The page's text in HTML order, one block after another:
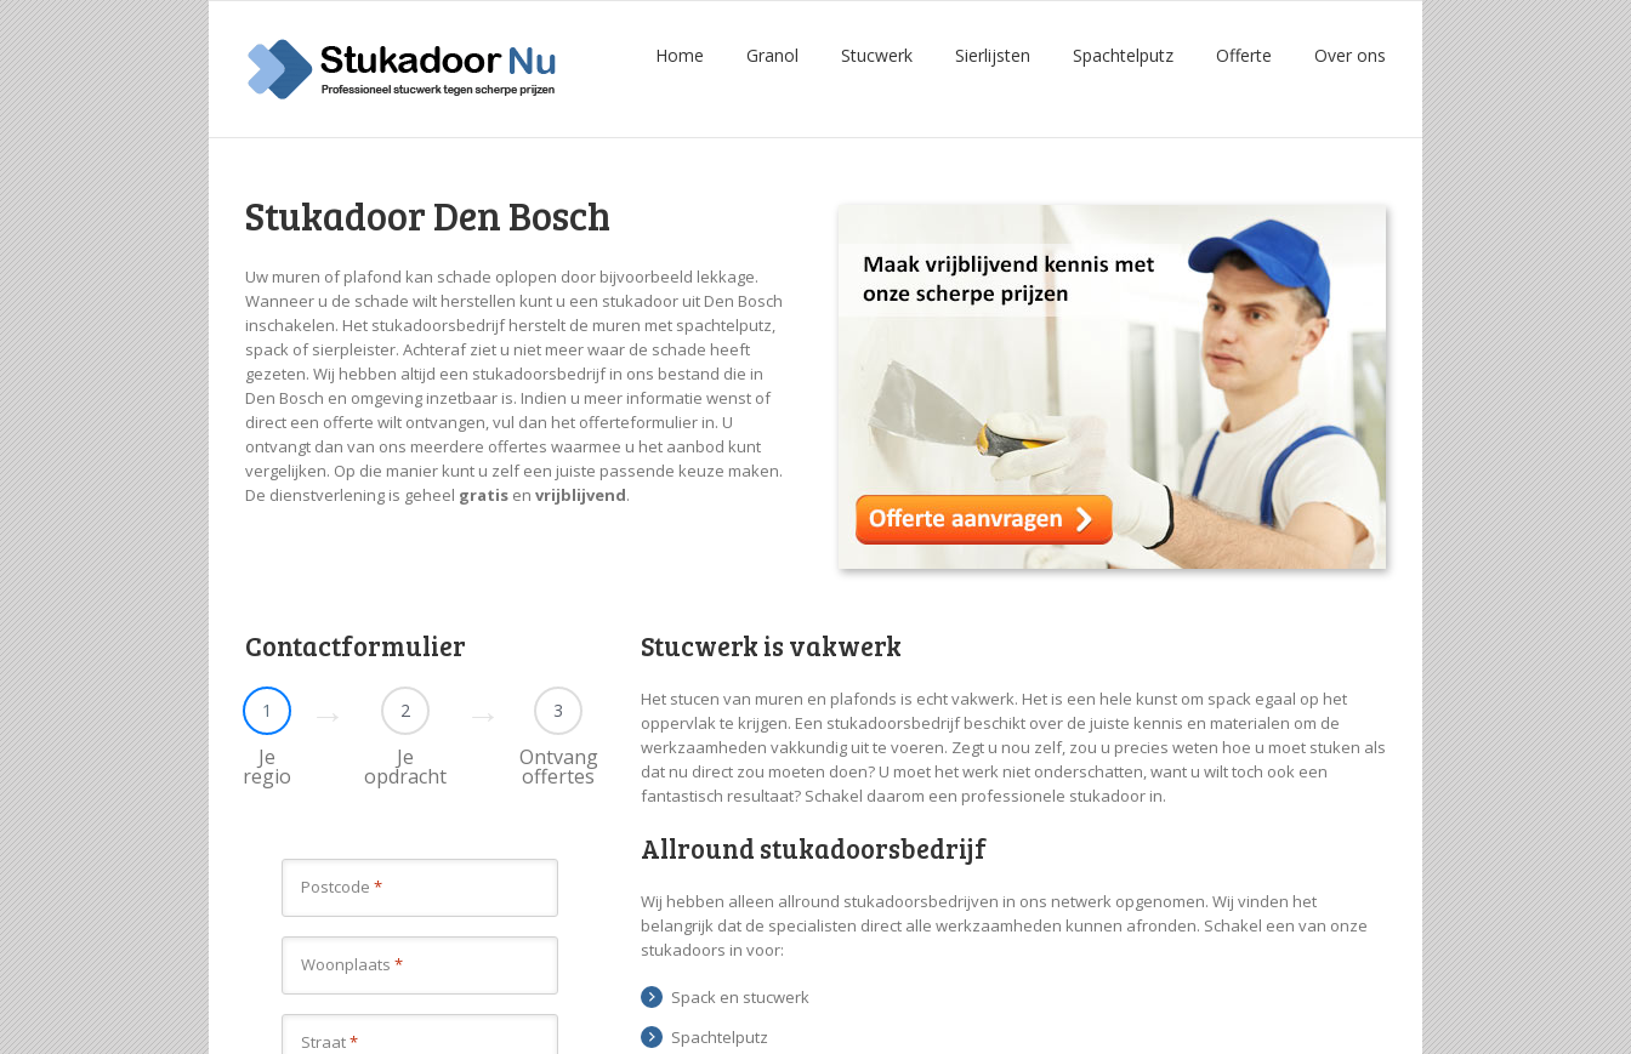
Home Granol Stucwerk Sierlijsten Spachtelputz Offerte Over ons
Stukadoor Den Bosch
Uw muren of plafond kan schade oplopen door bijvoorbeeld lekkage.
Wanneer u de schade wilt herstellen kunt u een stukadoor uit Den Bosch
inschakelen. Het stukadoorsbedrijf herstelt de muren met spachtelputz,
spack of sierpleister. Achteraf ziet u niet meer waar de schade heeft
gezeten. Wij hebben altijd een stukadoorsbedrijf in ons bestand die in
Den Bosch en omgeving inzetbaar is. Indien u meer informatie wenst of
direct een offerte wilt ontvangen, vul dan het offerteformulier in. U
ontvangt dan van ons meerdere offertes waarmee u het aanbod kunt
vergelijken. Op die manier kunt u zelf een juiste passende keuze maken.
De dienstverlening is geheel gratis en vrijblijvend.
Contactformulier
1
Je
regio
2
Je
opdracht
3
Ontvang
offertes
Postcode *
Woonplaats *
Straat*
Stucwerk is vakwerk
Het stucen van muren en plafonds is echt vakwerk. Het is een hele kunst om spack egaal op het
oppervlak te krijgen. Een stukadoorsbedrijf beschikt over de juiste kennis en materialen om de
werkzaamheden vakkundig uit te voeren. Zegt u nou zelf, zou u precies weten hoe u moet stuken als
dat nu direct zou moeten doen? U moet het werk niet onderschatten, want u wilt toch ook een
fantastisch resultaat? Schakel daarom een professionele stukadoor in.
Allround stukadoorsbedrijf
Wij hebben alleen allround stukadoorsbedrijven in ons netwerk opgenomen. Wij vinden het
belangrijk dat de specialisten direct alle werkzaamheden kunnen afronden. Schakel een van onze
stukadoors in voor:
Spack en stucwerk
Spachtelputz